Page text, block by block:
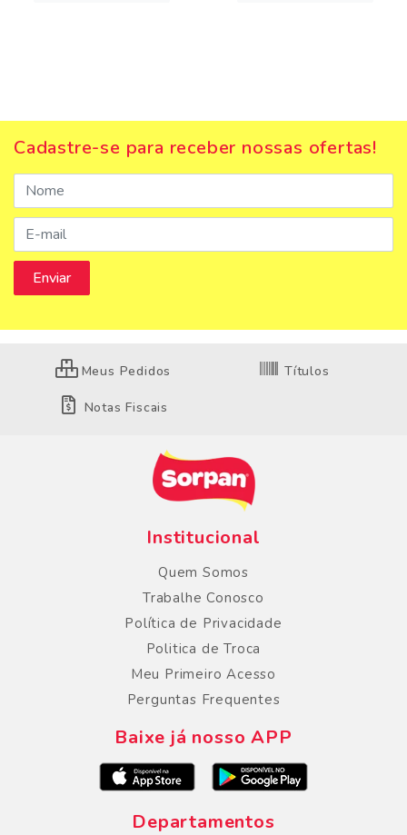
Cadastre-se para receber nossas ofertas!
Meus Pedidos Títulos
Notas Fiscais
Institucional
Quem Somos
Trabalhe Conosco
Política de Privacidade
Politica de Troca
Meu Primeiro Acesso
Perguntas Frequentes
Baixe já nosso APP
Departamentos